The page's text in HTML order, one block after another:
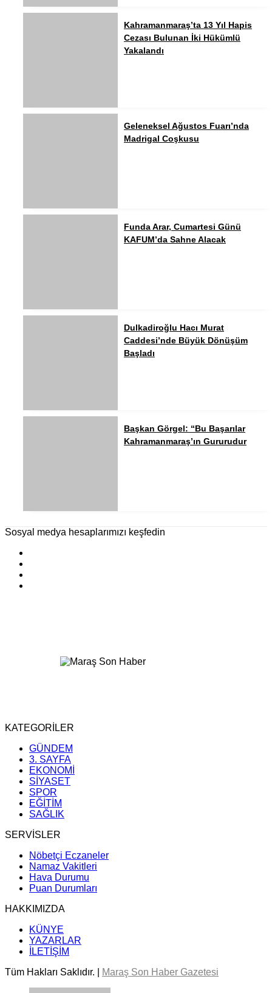
Kahramanmaraş’ta 13 Yıl Hapis
Cezası Bulunan İki Hükümlü
Yakalandı
Geleneksel Ağustos Fuarı’nda
Madrigal Coşkusu
Funda Arar, Cumartesi Günü
KAFUM’da Sahne Alacak
Dulkadiroğlu Hacı Murat
Caddesi’nde Büyük Dönüşüm
Başladı
Başkan Görgel: “Bu Başarılar
Kahramanmaraş’ın Gururudur
Sosyal medya hesaplarımızı keşfedin
KATEGORİLER
GÜNDEM
3. SAYFA
EKONOMİ
SİYASET
SPOR
EĞİTİM
SAĞLIK
SERVİSLER
Nöbetçi Eczaneler
Namaz Vakitleri
Hava Durumu
Puan Durumları
HAKKIMIZDA
KÜNYE
YAZARLAR
İLETİŞİM
Tüm Hakları Saklıdır. |
Maraş Son Haber Gazetesi